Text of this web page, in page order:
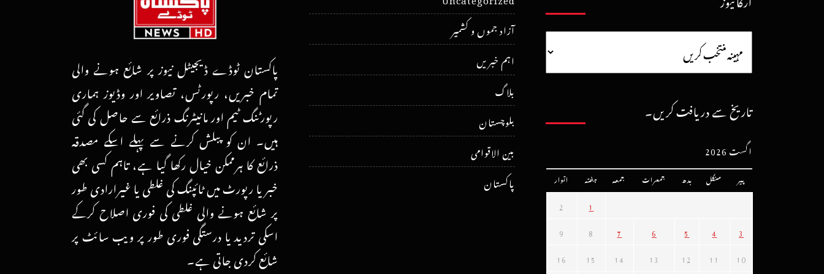
پاکستان ٹوڈے ڈیجیٹل نیوز پر شائع ہونے والی
تمام خبریں، رپورٹس، تصاویر اور وڈیوز ہماری
رپورٹنگ ٹیم اور مانیٹرنگ ذرائع سے حاصل کی گئی
ہیں۔ ان کو پبلش کرنے سے پہلے اسکے مصدقہ
ذرائع کا ہرممکن خیال رکھا گیا ہے، تاہم کسی بھی
خبر یا رپورٹ میں ٹائپنگ کی غلطی یا غیرارادی طور
پر شائع ہونے والی غلطی کی فوری اصلاح کرکے
اسکی تردید یا درستگی فوری طور پر ویب سائٹ پر
شائع کردی جاتی ہے۔
آزاد جموں و کشمیر
اہم خبریں
بلاگ
بلوچستان
بین الاقوامی
پاکستان
تاریخ سے دریافت کریں۔
اگست 2026
پیر منگل بدھ جمعرات جمعہ ہفتہ اتوار
1
2
3
4
5
6
7
8
9
10
11
12
13
14
15
16